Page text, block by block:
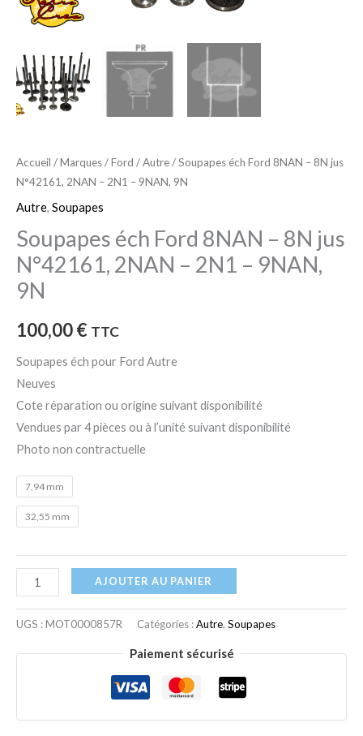
Accueil /Marques/Ford /Autre/ Soupapes éch Ford 8NAN – 8N jus
N°42161, 2NAN – 2N1 – 9NAN, 9N
Autre, Soupapes
Soupapes éch Ford 8NAN – 8N jus
N°42161, 2NAN – 2N1 – 9NAN,
9N
100,00€ TTC
Soupapes éch pour Ford Autre
Neuves
Cote réparation ou origine suivant disponibilité
Vendues par 4 pièces ou à l’unité suivant disponibilité
Photo non contractuelle
7,94 mm
32,55 mm
2NAN
2N1
-
9NAN,
9N
AJOUTER AU PANIER
UGS :MOT0000857R Catégories :Autre, Soupapes
Paiement sécurisé